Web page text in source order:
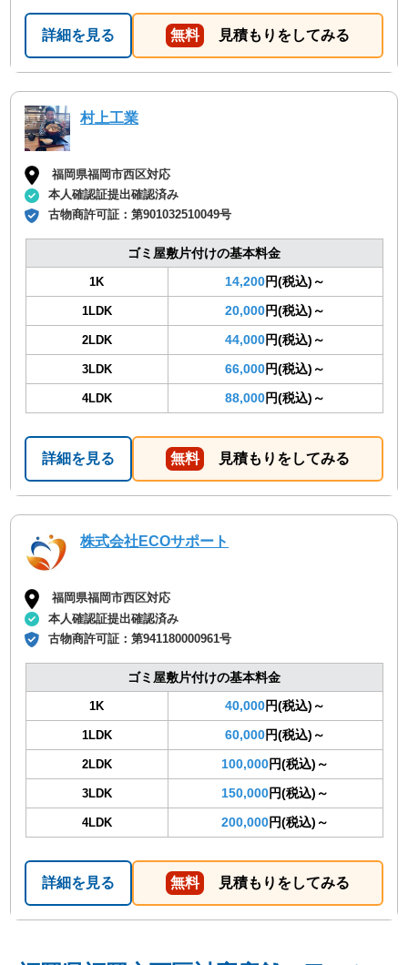
詳細を見る 無料 見積もりをしてみる
村上工業
福岡県福岡市西区対応
本人確認証提出確認済み
古物商許可証：第901032510049号
ゴミ屋敷片付けの基本料金
1K 14,200円(税込)～
1LDK 20,000円(税込)～
2LDK 44,000円(税込)～
3LDK 66,000円(税込)～
4LDK 88,000円(税込)～
詳細を見る 無料 見積もりをしてみる
株式会社ECOサポート
福岡県福岡市西区対応
本人確認証提出確認済み
古物商許可証：第941180000961号
ゴミ屋敷片付けの基本料金
1K 40,000円(税込)～
1LDK 60,000円(税込)～
2LDK 100,000円(税込)～
3LDK 150,000円(税込)～
4LDK 200,000円(税込)～
詳細を見る 無料 見積もりをしてみる